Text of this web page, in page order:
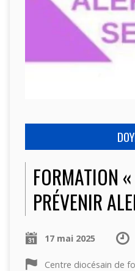
FORMATION
PRÉVENIR
17 mai 2025
Centre diocésain de